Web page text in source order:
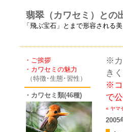
翡翠（カワセミ）との
「飛ぶ宝石」とまで形容される
・ご挨拶
・カワセミの魅力
（特徴･生態･習性）
・カワセミ類(46種)
※カ
き
※コ
で
« ヤマ
2005